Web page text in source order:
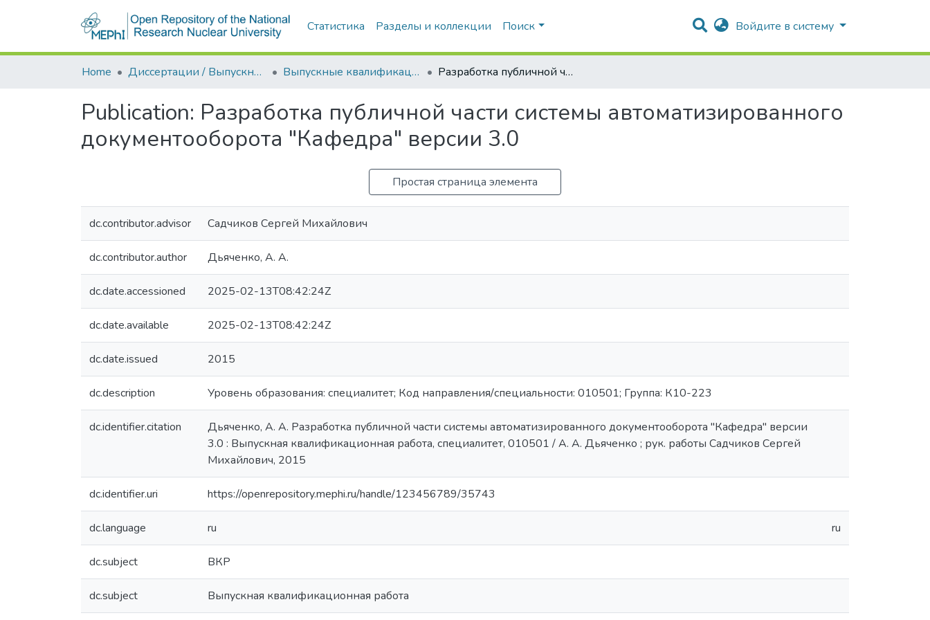
Статистика Разделы и коллекции Поиск Войдите в систему
Home Диссертации / Выпускные квалификационные работы Выпускные квалификационные работы Разработка публичной части системы автоматизированного документооборота "Кафедра" версии 3.0
Publication: Разработка публичной части системы автоматизированного
документооборота "Кафедра" версии 3.0
Простая страница элемента
dc.contributor.advisor Садчиков Сергей Михайлович
dc.contributor.author Дьяченко, А. А.
dc.date.accessioned 2025-02-13T08:42:24Z
dc.date.available 2025-02-13T08:42:24Z
dc.date.issued 2015
dc.description Уровень образования: специалитет; Код направления/специальности: 010501; Группа: К10-223
dc.identifier.citation
Дьяченко, А. А. Разработка публичной части системы автоматизированного документооборота "Кафедра" версии
3.0 : Выпускная квалификационная работа, специалитет, 010501 / А. А. Дьяченко ; рук. работы Садчиков Сергей
Михайлович, 2015
dc.identifier.uri https://openrepository.mephi.ru/handle/123456789/35743
dc.language ru ru
dc.subject ВКР
dc.subject Выпускная квалификационная работа